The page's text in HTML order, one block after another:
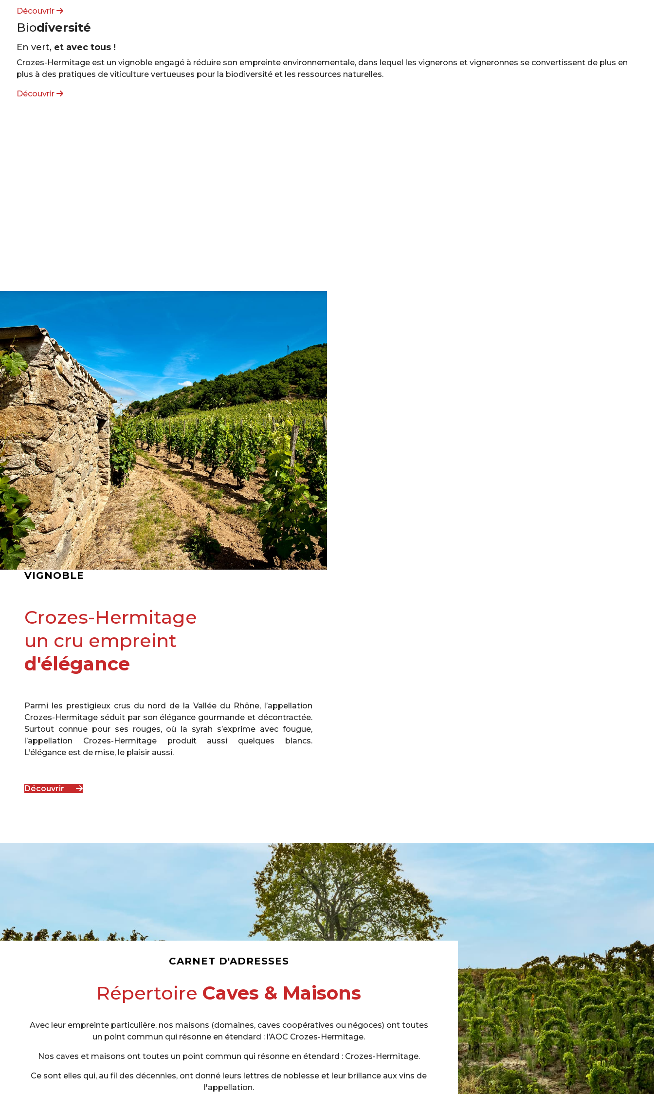
Découvrir
Biodiversité
En vert, et avec tous !
Crozes-Hermitage est un vignoble engagé à réduire son empreinte environnementale, dans lequel les vignerons et vigneronnes se convertissent de plus en
plus à des pratiques de viticulture vertueuses pour la biodiversité et les ressources naturelles.
Découvrir
VIGNOBLE
Crozes-Hermitage
un cru empreint
d'élégance
Parmi les prestigieux crus du nord de la Vallée du Rhône, l’appellation
Crozes-Hermitage séduit par son élégance gourmande et décontractée.
Surtout connue pour ses rouges, où la syrah s’exprime avec fougue,
l’appellation Crozes-Hermitage produit aussi quelques blancs.
L’élégance est de mise, le plaisir aussi.
Découvrir
CARNET D'ADRESSES
Répertoire Caves & Maisons
Avec leur empreinte particulière, nos maisons (domaines, caves coopératives ou négoces) ont toutes
un point commun qui résonne en étendard : l’AOC Crozes-Hermitage.
Nos caves et maisons ont toutes un point commun qui résonne en étendard : Crozes-Hermitage.
Ce sont elles qui, au fil des décennies, ont donné leurs lettres de noblesse et leur brillance aux vins de
l'appellation.